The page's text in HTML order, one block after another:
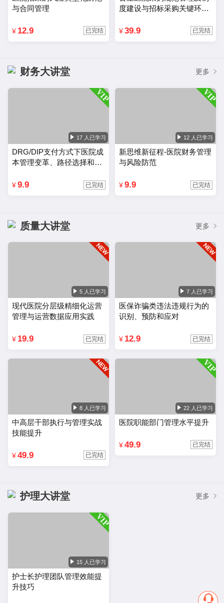
与合同管理
¥ 12.9 已完结
度建设与招标采购关键环节
¥ 39.9 已完结
财务大讲堂 更多
17 人已学习
DRG/DIP支付方式下医院成
本管理变革、路径选择和应
¥ 9.9 已完结
12 人已学习
新思维新征程-医院财务管理
与风险防范
¥ 9.9 已完结
质量大讲堂 更多
5 人已学习
现代医院分层级精细化运营
管理与运营数据应用实践
¥ 19.9 已完结
7 人已学习
医保诈骗类违法违规行为的
识别、预防和应对
¥ 12.9 已完结
8 人已学习
中高层干部执行与管理实战
技能提升
¥ 49.9 已完结
22 人已学习
医院职能部门管理水平提升
¥ 49.9 已完结
护理大讲堂 更多
15 人已学习
护士长护理团队管理效能提
升技巧